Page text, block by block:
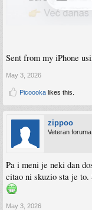
Sent from my iPhone
May 3, 2026
Picoooka likes this.
zippoo
Veteran foruma
Pa i meni je neki dan
citao ni skuzio sta je to.
May 3, 2026